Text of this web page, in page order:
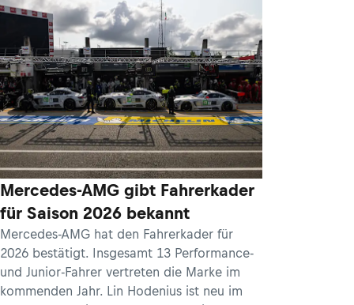
Mercedes-AMG gibt Fahrerkader
für Saison 2026 bekannt
Mercedes-AMG hat den Fahrerkader für
2026 bestätigt. Insgesamt 13 Performance-
und Junior-Fahrer vertreten die Marke im
kommenden Jahr. Lin Hodenius ist neu im